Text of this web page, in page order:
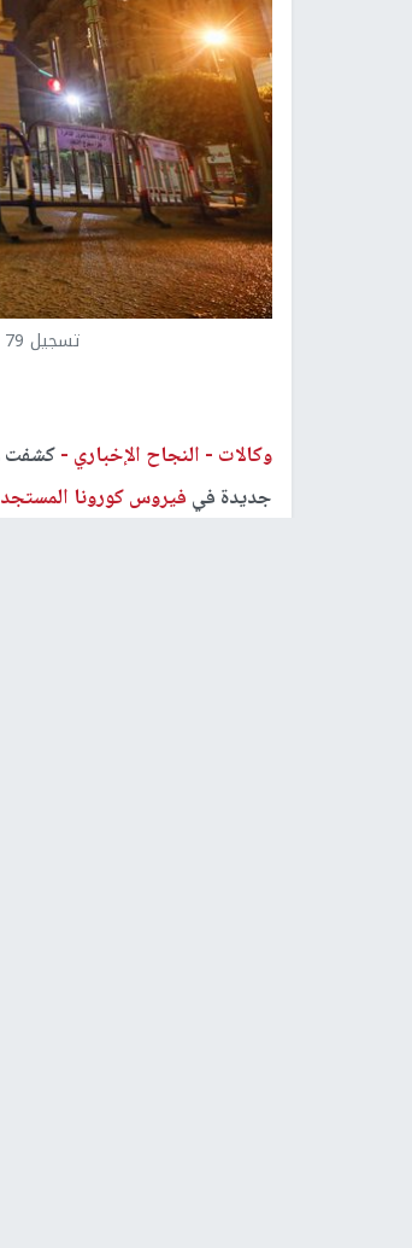
تسجيل 79 حالة وفاة و1324 إصابة جديدة بفيروس كورونا في مصر
وكالات - النجاح الإخباري -
جديدة في فيروس كورونا المستجد